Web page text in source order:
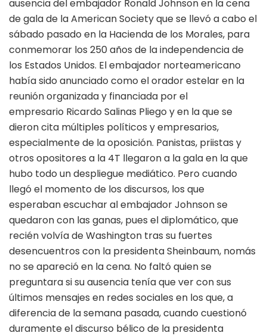
ausencia del embajador Ronald Johnson en la cena
de gala de la American Society que se llevó a cabo el
sábado pasado en la Hacienda de los Morales, para
conmemorar los 250 años de la independencia de
los Estados Unidos. El embajador norteamericano
había sido anunciado como el orador estelar en la
reunión organizada y financiada por el
empresario Ricardo Salinas Pliego y en la que se
dieron cita múltiples políticos y empresarios,
especialmente de la oposición. Panistas, priistas y
otros opositores a la 4T llegaron a la gala en la que
hubo todo un despliegue mediático. Pero cuando
llegó el momento de los discursos, los que
esperaban escuchar al embajador Johnson se
quedaron con las ganas, pues el diplomático, que
recién volvía de Washington tras su fuertes
desencuentros con la presidenta Sheinbaum, nomás
no se apareció en la cena. No faltó quien se
preguntara si su ausencia tenía que ver con sus
últimos mensajes en redes sociales en los que, a
diferencia de la semana pasada, cuando cuestionó
duramente el discurso bélico de la presidenta